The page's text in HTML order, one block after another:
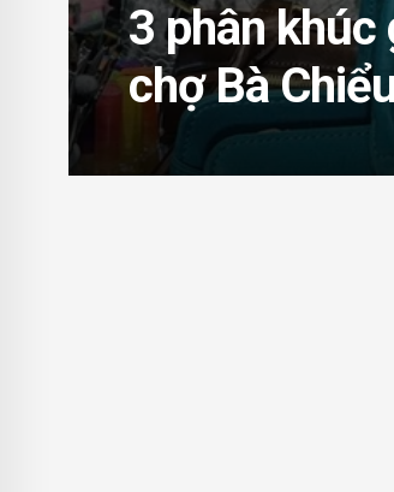
3 phân khúc
chợ Bà